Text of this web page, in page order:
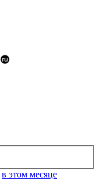
в этом месяце